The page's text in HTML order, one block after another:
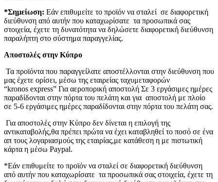
*Σημείωση: Εάν επιθυμείτε το προϊόν να σταλεί σε διαφορετική
διεύθυνση από αυτήν που καταχωρίσατε τα προσωπικά σας
στοιχεία, έχετε τη δυνατότητα να δηλώσετε διαφορετική διεύθυνση
παραλήπτη στο σύστημα παραγγελίας.
Αποστολές στην Κύπρο
Τα προϊόντα που παραγγείλατε αποστέλλονται στην διεύθυνση που
μας έχετε ορίσει, μέσω της εταιρείας ταχυμεταφορών
“kronos express” Για αεροπορική αποστολή Σε 3 εργάσιμες ημέρες
παραδίδονται στην πόρτα του πελάτη και για αποστολή με πλοίο
σε 5-6 εργάσιμες ημέρες παραδίδονται στην πόρτα του πελάτη σας.
Για αποστολές στην Κύπρο δεν δίνεται η επιλογή της
αντικαταβολής,θα πρέπει πρώτα να έχει καταβληθεί το ποσό σε ένα
απ τους λογαριασμούς της εταιρίας,με κατάθεση η με πιστωτική
κάρτα η μέσω Paypal.
*Εάν επιθυμείτε το προϊόν να σταλεί σε διαφορετική διεύθυνση
από αυτήν που καταχωρίσατε τα προσωπικά σας στοιχεία, έχετε τη